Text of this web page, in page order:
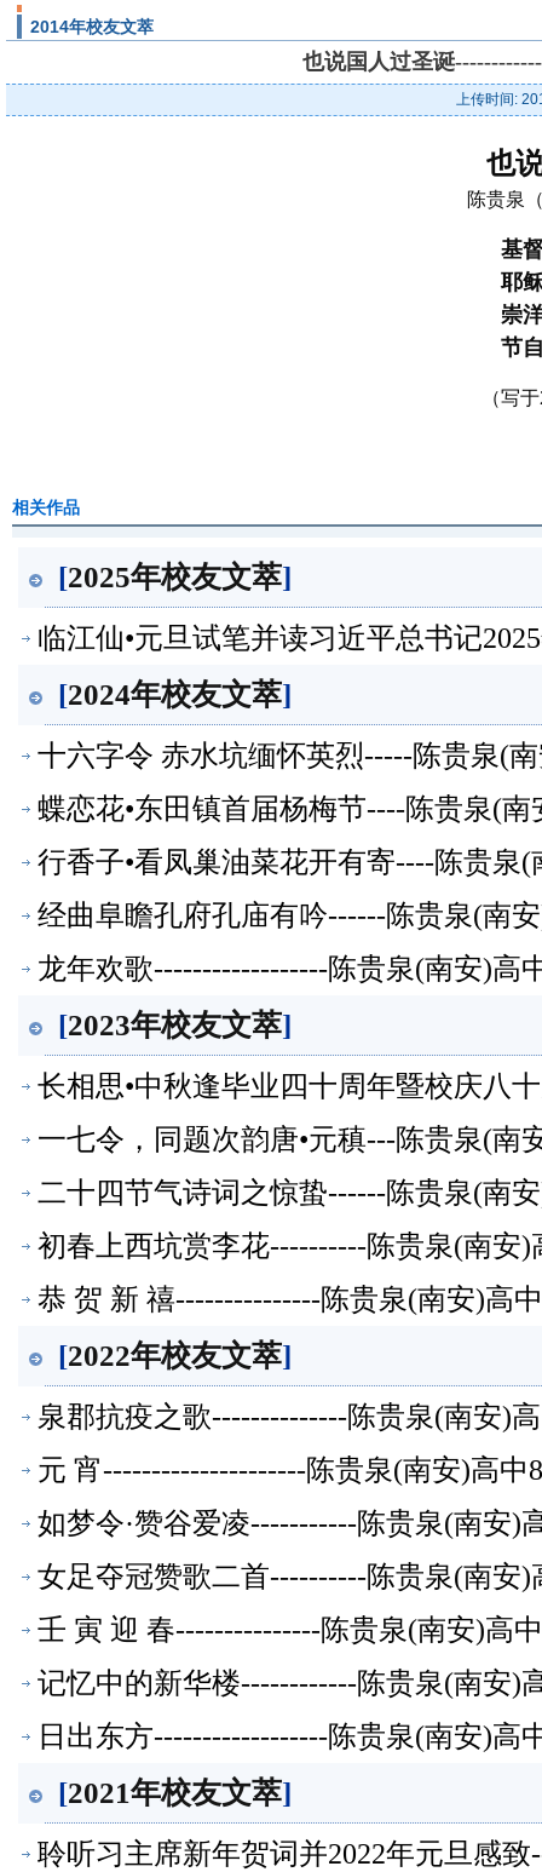
2014年校友文萃
也说国人过圣诞
上传时间:
也
陈贵泉
基
耶
崇
节
（写
相关作品
[2025年校友文萃]
临江仙•元旦试笔并读习近平总书记
友文萃】
[2024年校友文萃]
十六字令 赤水坑缅怀英烈-----陈贵泉(
蝶恋花•东田镇首届杨梅节----陈贵泉(
行香子•看凤巢油菜花开有寄----陈贵泉
经曲阜瞻孔府孔庙有吟------陈贵泉(南
龙年欢歌------------------陈贵泉(南安)高
[2023年校友文萃]
长相思•中秋逢毕业四十周年暨校庆八
萃】
一七令，同题次韵唐•元稹---陈贵泉(南
二十四节气诗词之惊蛰------陈贵泉(南
初春上西坑赏李花----------陈贵泉(南安)
恭 贺 新 禧---------------陈贵泉(南安)高
[2022年校友文萃]
泉郡抗疫之歌--------------陈贵泉(南安)
元 宵---------------------陈贵泉(南安)高中
如梦令·赞谷爱凌-----------陈贵泉(南安)
女足夺冠赞歌二首----------陈贵泉(南安)
壬 寅 迎 春---------------陈贵泉(南安)高
记忆中的新华楼------------陈贵泉(南安)
日出东方------------------陈贵泉(南安)高
[2021年校友文萃]
聆听习主席新年贺词并2022年元旦感